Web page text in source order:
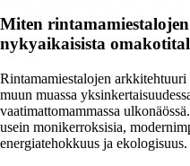
Miten
nykyaikaisista
Rintamamiestalojen
muun muassa
vaatimattomammassa
usein monikerroksisia,
energiatehokkuus ja ekologisuus.